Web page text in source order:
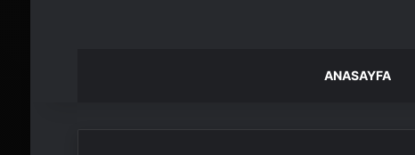
ANASAYFA